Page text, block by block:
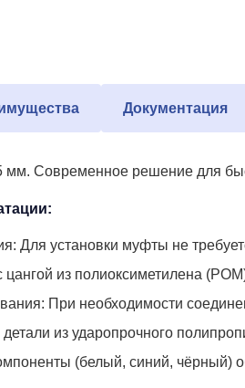
Документация
Современное решение для
Для установки муфты не
из полиоксиметилена
При необходимости
из ударопрочного
(белый, синий, чёрный)